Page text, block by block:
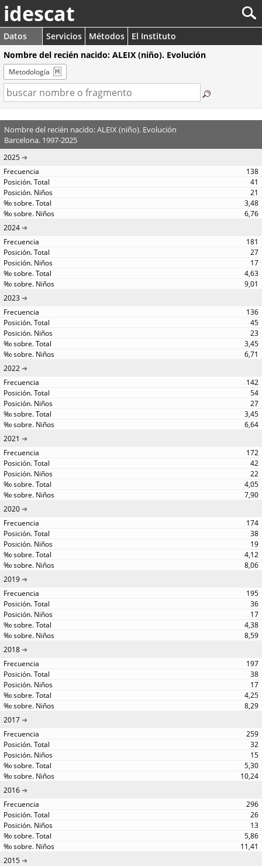
idescat
Datos Servicios Métodos
El Instituto
Nombre del recién nacido: ALEIX (niño). Evolución
Metodología
Nombre del recién nacido: ALEIX (niño). Evolución
Barcelona. 1997-2025
2025
138
41
21
3,48
6,76
2024
181
27
17
4,63
9,01
2023
136
45
23
3,45
6,71
2022
142
54
27
3,45
6,64
2021
172
42
22
4,05
7,90
2020
174
38
19
4,12
8,06
2019
195
36
17
4,38
8,59
2018
197
38
17
4,25
8,29
2017
259
32
15
5,30
10,24
2016
296
26
13
5,86
11,41
2015